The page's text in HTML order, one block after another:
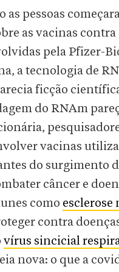
as pessoas
as vacinas contra
pela Pfizer-
a tecnologia de
ficção
do RNAm
vacinas
do surgimento
câncer e
como
contra
vírus sincicial
nova: o que a